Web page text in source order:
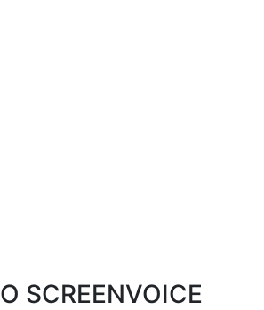
O SCREENVOICE